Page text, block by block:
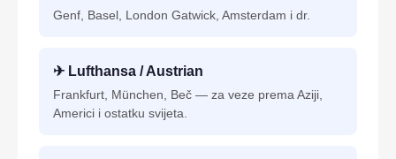
Genf, Basel, London Gatwick, Amsterdam i dr.
✈ Lufthansa / Austrian
Frankfurt, München, Beč — za veze prema Aziji,
Americi i ostatku svijeta.